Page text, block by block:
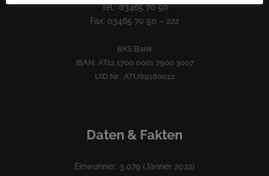
Tel.: 03465 70 50
Fax: 03465 70 50 – 222
BKS Bank
IBAN: AT12 1700 0001 7900 3007
UID Nr.: ATU69180012
Daten & Fakten
Einwohner: 3.079 (Jänner 2022)